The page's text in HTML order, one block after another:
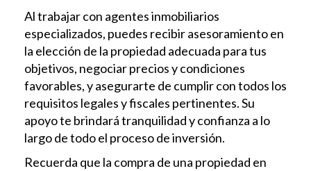
Al trabajar con agentes inmobiliarios
especializados, puedes recibir asesoramiento en
la elección de la propiedad adecuada para tus
objetivos, negociar precios y condiciones
favorables, y asegurarte de cumplir con todos los
requisitos legales y fiscales pertinentes. Su
apoyo te brindará tranquilidad y confianza a lo
largo de todo el proceso de inversión.
Recuerda que la compra de una propiedad en